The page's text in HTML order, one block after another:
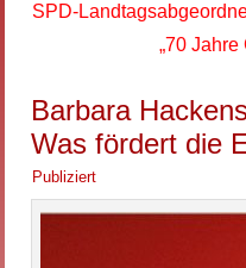
SPD-
„70 Jahre
Barbara
Was fördert die
Publiziert